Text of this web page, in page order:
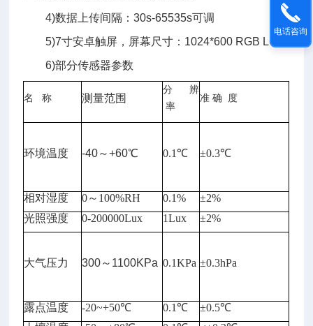
4)数据上传间隔：30s-65535s可调
5)7寸安卓触屏，屏幕尺寸：1024*600 RGB LCD
6)部分传感器参数
名 称 测量范围
分 辨
率
准 确 度
环境温度 -40～+60℃ 0.1℃ ±0.3℃
相对湿度 0～100%RH 0.1%
±2%
光照强度
0-200000Lux 1Lux ±2%
大气压力 300～1100KPa 0.1KPa ±0.3hPa
露点温度 -20~+50℃ 0.1℃
±0.5℃
电话咨询